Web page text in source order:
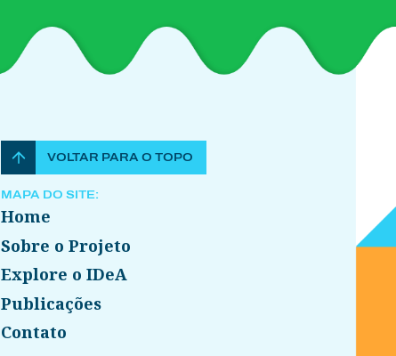
VOLTAR PARA O TOPO
MAPA DO SITE:
Home
Sobre o Projeto
Explore o IDeA
Publicações
Contato